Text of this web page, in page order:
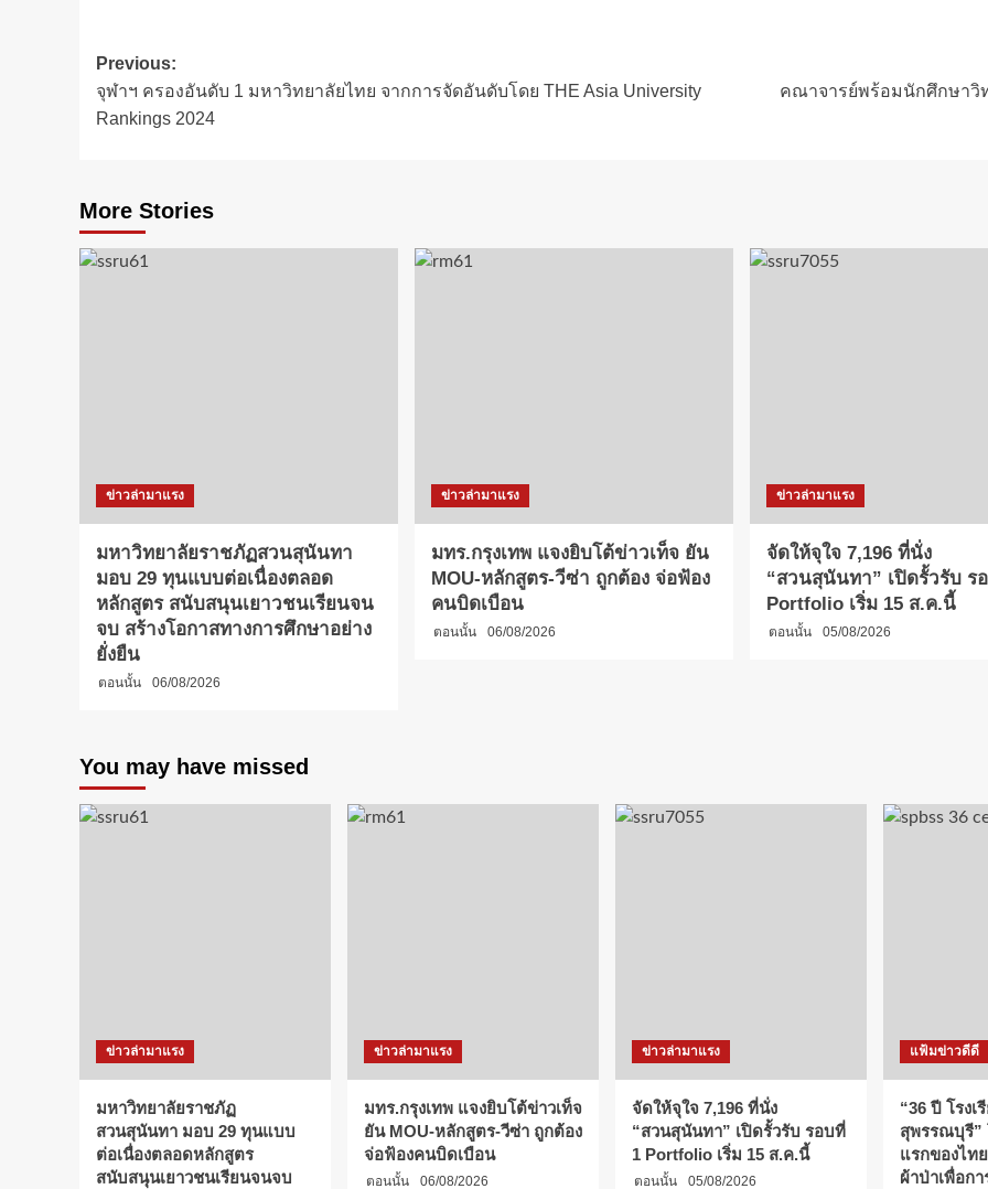
Post
navigation
Previous:
จุฬาฯ ครองอันดับ 1 มหาวิทยาลัยไทย จากการจัดอันดับโดย THE Asia University
Rankings 2024
คณาจารย์พร้อมนักศึกษาวิ
More Stories
ข่าวล่ามาแรง
มหาวิทยาลัยราชภัฏสวนสุนันทา
มอบ 29 ทุนแบบต่อเนื่องตลอด
หลักสูตร สนับสนุนเยาวชนเรียนจน
จบ สร้างโอกาสทางการศึกษาอย่าง
ยั่งยืน
ตอนนั้น 06/08/2026
ข่าวล่ามาแรง
มทร.กรุงเทพ แจงยิบโต้ข่าวเท็จ ยัน
MOU-หลักสูตร-วีซ่า ถูกต้อง จ่อฟ้อง
คนบิดเบือน
ตอนนั้น 06/08/2026
ข่าวล่ามาแรง
จัดให้จุใจ 7,196 ที่นั่ง
“สวนสุนันทา” เปิดรั้วรับ ร
Portfolio เริ่ม 15 ส.ค.นี้
ตอนนั้น 05/08/2026
You may have missed
ข่าวล่ามาแรง
มหาวิทยาลัยราชภัฏ
สวนสุนันทา มอบ 29 ทุนแบบ
ต่อเนื่องตลอดหลักสูตร
สนับสนุนเยาวชนเรียนจนจบ
ข่าวล่ามาแรง
มทร.กรุงเทพ แจงยิบโต้ข่าวเท็จ
ยัน MOU-หลักสูตร-วีซ่า ถูกต้อง
จ่อฟ้องคนบิดเบือน
ตอนนั้น 06/08/2026
ข่าวล่ามาแรง
จัดให้จุใจ 7,196 ที่นั่ง
“สวนสุนันทา” เปิดรั้วรับ รอบที่
1 Portfolio เริ่ม 15 ส.ค.นี้
ตอนนั้น 05/08/2026
แฟ้มข่าวดีดี
“36 ปี โรง
สุพรรณบุรี”
แรกของไท
ผ้าป่าเพื่อก